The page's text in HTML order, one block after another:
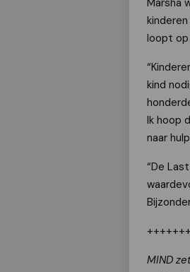
Marsha
loopt op
kind
Ik hoop
naar
“De
MIND